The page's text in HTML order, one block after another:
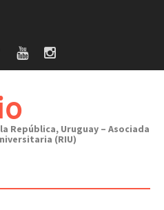
República, Uruguay – Asociada
(RIU)